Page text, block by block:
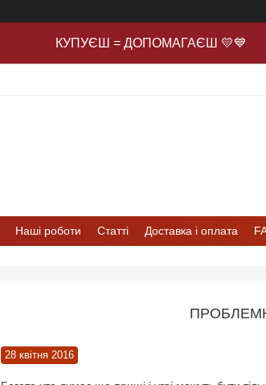
КУПУЄШ = ДОПОМАГАЄШ 💛💙
Наші роботи Статті Доставка і оплата
28 квітня 2016